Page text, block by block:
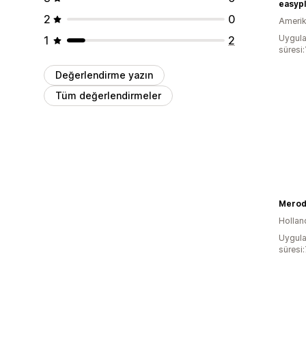
2
0
1
2
Değerlendirme yazın
Tüm değerlendirmeler